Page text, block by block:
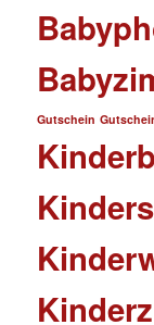
Gutschein